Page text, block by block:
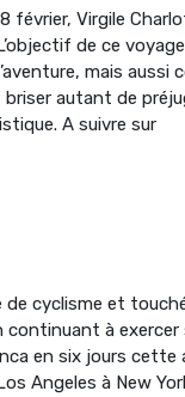
février, Virgile
de ce
mais aussi
autant de
A suivre sur
cyclisme et
continuant à
en six jours cette
Angeles à New